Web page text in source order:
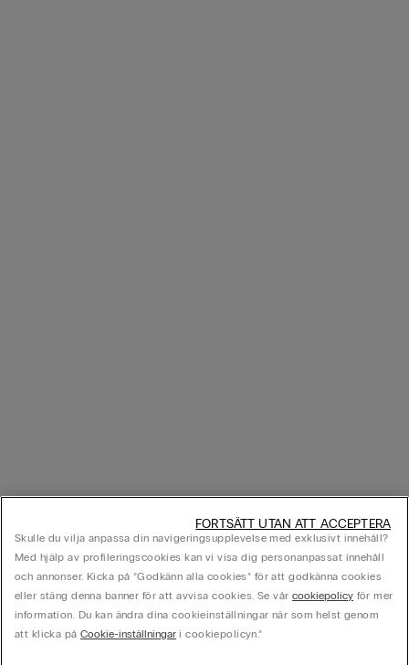
Skulle du vilja anpassa din navigeringsupplevelse med exklusivt innehåll?
Med hjälp av profileringscookies kan vi visa dig personanpassat innehåll
och annonser. Kicka på ”Godkänn alla cookies” för att godkänna cookies
eller stäng denna banner för att avvisa cookies. Se vårcookiepolicy för mer
information. Du kan ändra dina cookieinställningar när som helst genom
att klicka påCookie-inställningar i cookiepolicyn.”
FORTSÄTT UTAN ATT ACCEPTERA